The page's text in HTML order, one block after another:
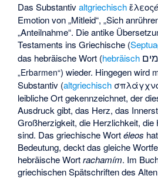
Das Substantivaltgriechisch ἔλεος
Emotion von „Mitleid“, „Sich
„Anteilnahme“. Die antike
Testaments ins Griechische (
das hebräische Wort (hebräisch
“Erbarmen„) wieder. Hingegen wird
Substantiv (altgriechisch
leibliche Ort gekennzeichnet, der
Ausdruck gibt, das Herz, das
Großherzigkeit, die Herzlichkeit,
sind. Das griechische Wortéleos
Bedeutung, deckt das gleiche
hebräische Wortrachamím. Im
griechischen Spätschriften des